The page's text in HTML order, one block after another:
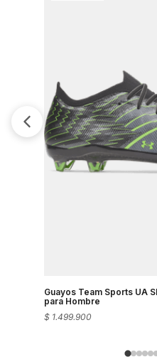
Guayos Team Sports UA
para Hombre
$ 1.499.900